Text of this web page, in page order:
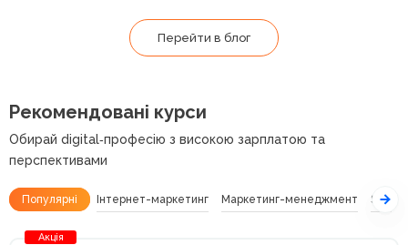
Перейти в блог
Рекомендовані курси
Обирай digital‑професію з високою зарплатою та
перспективами
Популярні Інтернет-маркетинг Маркетинг-менеджмент SEO
Акція